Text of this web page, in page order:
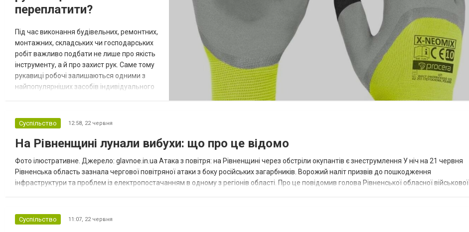
переплатити?
Під час виконання будівельних, ремонтних,
монтажних, складських чи господарських
робіт важливо подбати не лише про якість
інструменту, а й про захист рук. Саме тому
рукавиці робочі залишаються одними з
найпопулярніших засобів індивідуального
забруднень та механічних пошкоджень під
час щоденної роботи. Для підприємств,
будівельних компаній, комунальних служб і
Суспільство 12:58, 22 червня
На Рівненщині лунали вибухи: що про це відомо
Фото ілюстративне. Джерело: glavnoe.in.ua Атака з повітря: на Рівненщині через обстріли окупантів є знеструмлення У ніч на 21 червня
Рівненська область зазнала чергової повітряної атаки з боку російських загарбників. Ворожий наліт призвів до пошкодження
інфраструктури та проблем із електропостачанням в одному з регіонів області. Про це повідомив голова Рівненської обласної військової
Суспільство 11:07, 22 червня